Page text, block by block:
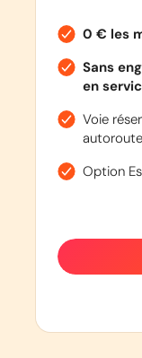
0 € les
Sans
en
Voie
Option